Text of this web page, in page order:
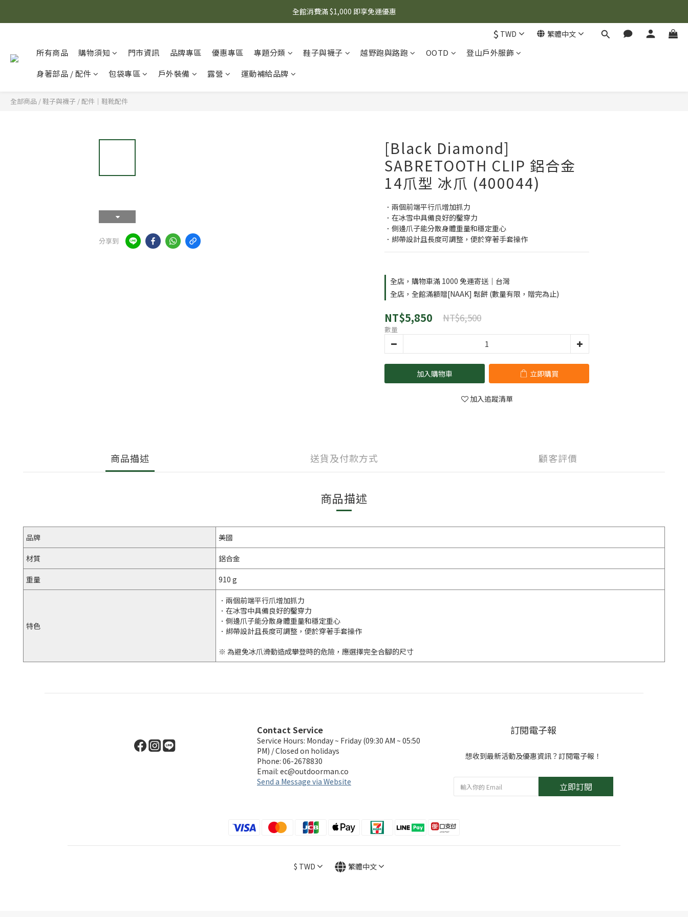
🌟 想知道現在有什麼優惠嗎？ 點擊查看最新優惠！
全館消費滿 $1,000 即享免運優惠
$ TWD 繁體中文
所有商品 購物須知 門市資訊 品牌專區 優惠專區 專題分類 鞋子與襪子 越野跑與路跑 OOTD
登山戶外服飾
身著部品 / 配件
包袋專區 戶外裝備 露營 運動補給品牌
全部商品 /鞋子與襪子 /配件｜鞋靴配件
分享到
[Black Diamond]
SABRETOOTH CLIP 鋁合金
14爪型 冰爪 (400044)
．兩個前端平行爪增加抓力
．在冰雪中具備良好的鑿穿力
．側邊爪子能分散身體重量和穩定重心
．綁帶設計且長度可調整，便於穿著手套操作
全店，購物車滿 1000 免運寄送｜台灣
全店，全館滿額贈[NAAK] 鬆餅 (數量有限，贈完為止)
NT$5,850 NT$6,500
數量
加入購物車 立即購買
加入追蹤清單
商品描述 送貨及付款方式 顧客評價
商品描述
品牌 美國
材質 鋁合金
重量 910 g
特色
．兩個前端平行爪增加抓力
．在冰雪中具備良好的鑿穿力
．側邊爪子能分散身體重量和穩定重心
．綁帶設計且長度可調整，便於穿著手套操作
※ 為避免冰爪滑動造成攀登時的危險，應選擇完全合腳的尺寸
Contact Service
Service Hours: Monday ~ Friday (09:30 AM ~ 05:50
PM) / Closed on holidays
Phone: 06-2678830
Email: ec@outdoorman.co
Send a Message via Website
訂閱電子報
想收到最新活動及優惠資訊？訂閱電子報！
立即訂閱
$ TWD 繁體中文